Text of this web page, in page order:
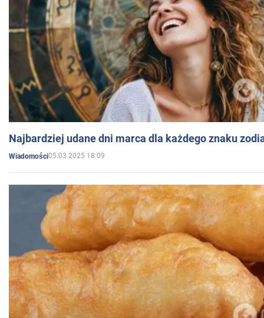
Najbardziej udane dni marca dla każdego znaku
Wiadomości05.03.2025 18:09